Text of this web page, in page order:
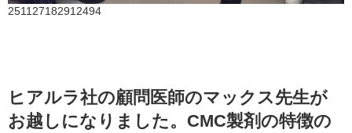
251127182912494
ヒアルラ社の顧問医師のマックス先生が
お越しになりました。CMC製剤の特徴の